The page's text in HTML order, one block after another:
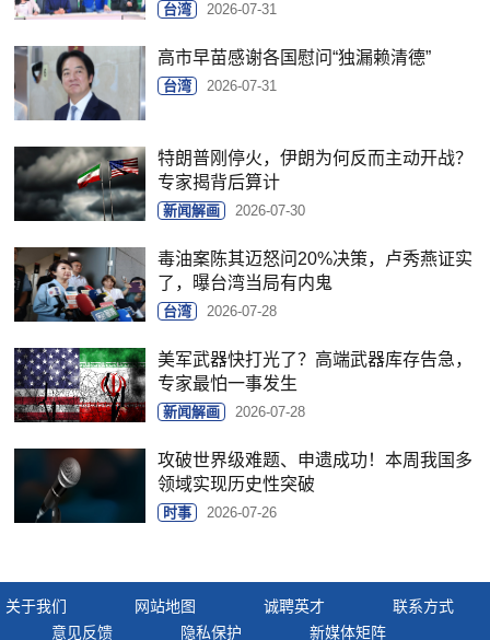
台湾 2026-07-31
高市早苗感谢各国慰问“独漏赖清德”
台湾 2026-07-31
特朗普刚停火，伊朗为何反而主动开战？
专家揭背后算计
新闻解画 2026-07-30
毒油案陈其迈怒问20%决策，卢秀燕证实
了，曝台湾当局有内鬼
台湾 2026-07-28
美军武器快打光了？高端武器库存告急，
专家最怕一事发生
新闻解画 2026-07-28
攻破世界级难题、申遗成功！本周我国多
领域实现历史性突破
时事 2026-07-26
关于我们 网站地图 诚聘英才
联系方式
意见反馈
隐私保护 新媒体矩阵